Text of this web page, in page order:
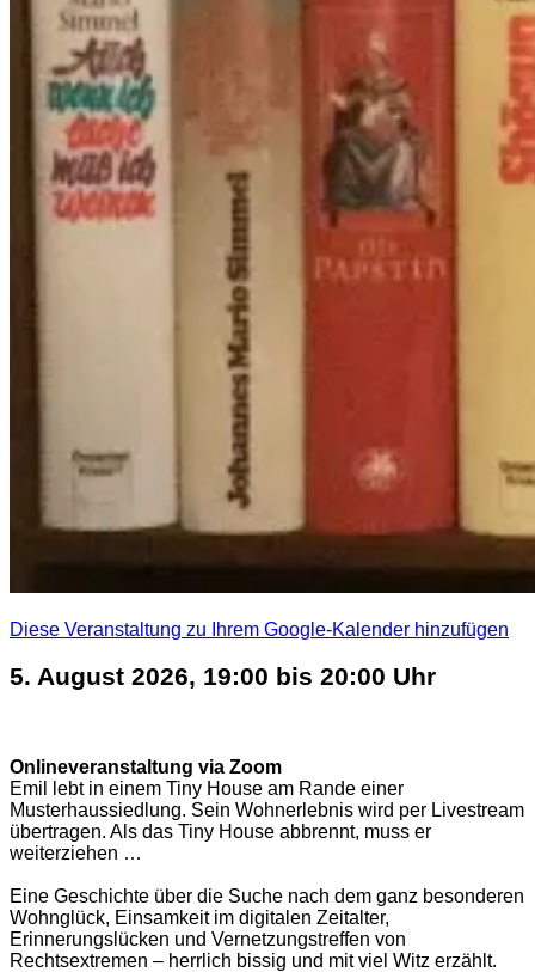
Diese Veranstaltung zu Ihrem Google-Kalender hinzufügen
5. August 2026, 19:00 bis 20:00 Uhr
Onlineveranstaltung via Zoom
Emil lebt in einem Tiny House am Rande einer
Musterhaussiedlung. Sein Wohnerlebnis wird per Livestream
übertragen. Als das Tiny House abbrennt, muss er
weiterziehen …
Eine Geschichte über die Suche nach dem ganz besonderen
Wohnglück, Einsamkeit im digitalen Zeitalter,
Erinnerungslücken und Vernetzungstreffen von
Rechtsextremen – herrlich bissig und mit viel Witz erzählt.